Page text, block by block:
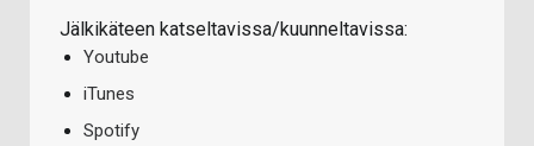
Jälkikäteen katseltavissa/kuunneltavissa:
Youtube
iTunes
Spotify